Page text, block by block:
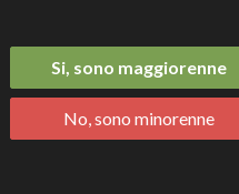
Si, sono maggiorenne
No, sono minorenne